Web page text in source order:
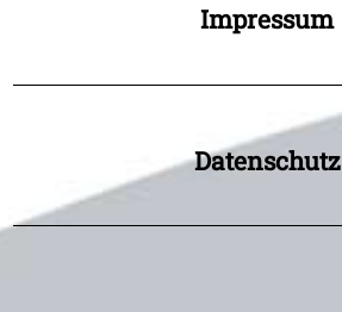
Impressum
Datenschutz